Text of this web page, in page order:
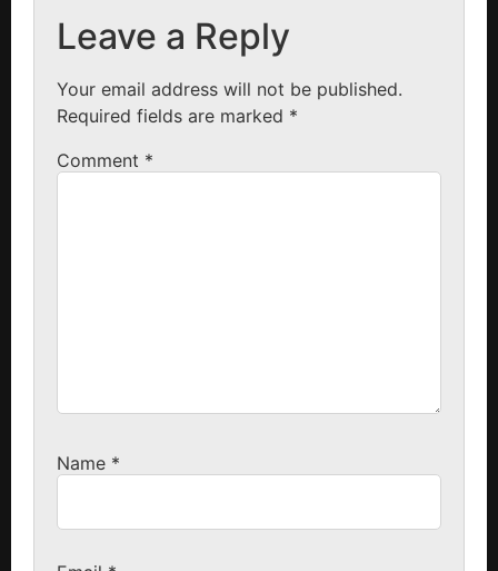
Leave a Reply
Your email address will not be published.
Required fields are marked *
Comment *
Name *